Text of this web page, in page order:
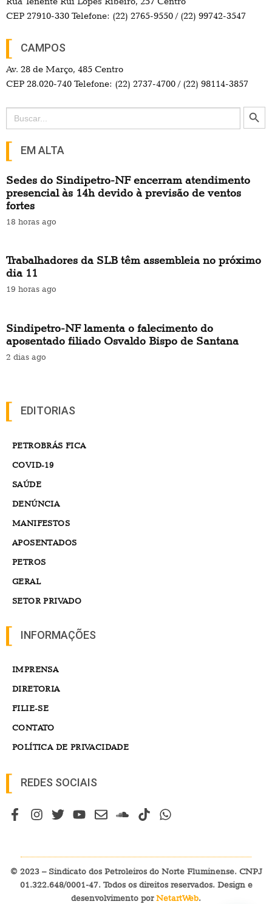
CEP 27910-330 Telefone: (22) 2765-9550 / (22) 99742-3547
CAMPOS
Av. 28 de Março, 485 Centro
CEP 28.020-740 Telefone: (22) 2737-4700 / (22) 98114-3857
Search
for:
Search Button
EM ALTA
Sedes do Sindipetro-NF encerram atendimento
presencial às 14h devido à previsão de ventos
fortes
18 horas ago
Trabalhadores da SLB têm assembleia no próximo
dia 11
19 horas ago
Sindipetro-NF lamenta o falecimento do
aposentado filiado Osvaldo Bispo de Santana
2 dias ago
EDITORIAS
PETROBRÁS FICA
COVID-19
SAÚDE
DENÚNCIA
MANIFESTOS
APOSENTADOS
PETROS
GERAL
SETOR PRIVADO
INFORMAÇÕES
IMPRENSA
DIRETORIA
FILIE-SE
CONTATO
POLÍTICA DE PRIVACIDADE
REDES SOCIAIS
© 2023 – Sindicato dos Petroleiros do Norte Fluminense. CNPJ
01.322.648/0001-47. Todos os direitos reservados. Design e
desenvolvimento porNetartWeb.